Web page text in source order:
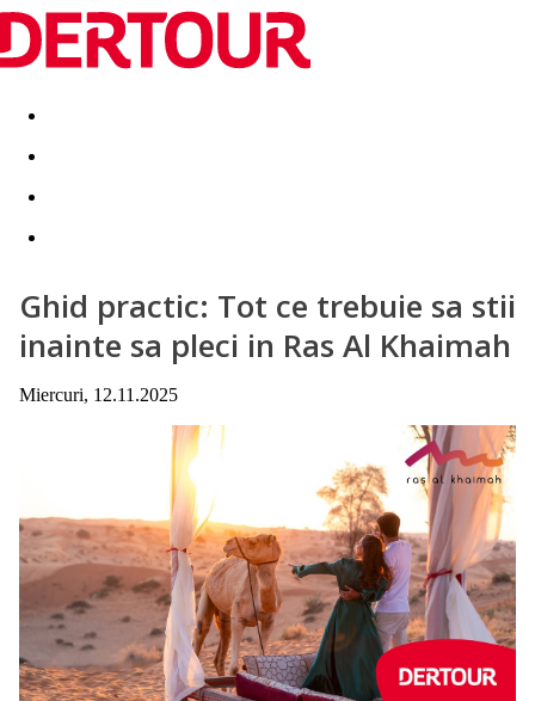
Destinatii Vacanta perfecta OFERTE DE NERATAT
Ghid practic: Tot ce trebuie sa stii
inainte sa pleci in Ras Al Khaimah
Miercuri, 12.11.2025